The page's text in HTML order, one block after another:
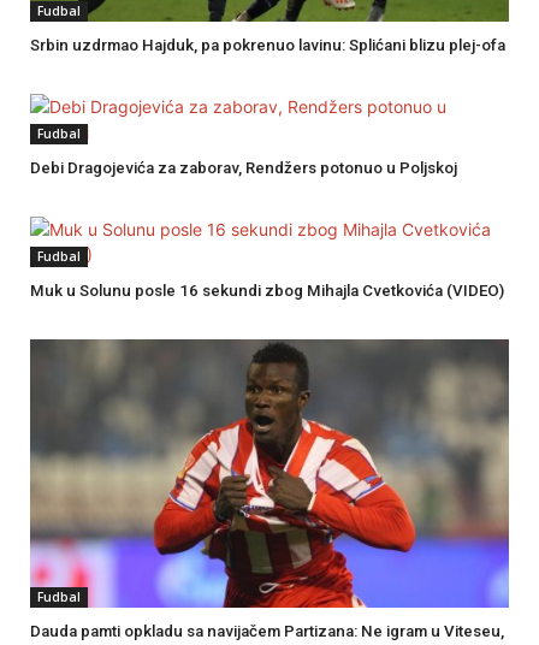
Fudbal
Srbin uzdrmao Hajduk, pa pokrenuo lavinu: Splićani blizu plej-ofa
Fudbal
Debi Dragojevića za zaborav, Rendžers potonuo u Poljskoj
Fudbal
Muk u Solunu posle 16 sekundi zbog Mihajla Cvetkovića (VIDEO)
Fudbal
Dauda pamti opkladu sa navijačem Partizana: Ne igram u Viteseu,